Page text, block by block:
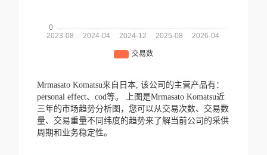
Mrmasato Komatsu来自日本, 该公司的主营产品有：
personal effect、cod等。
上图是Mrmasato Komatsu近
三年的市场趋势分析图，您可以从交易次数、交易数
量、交易重量不同纬度的趋势来了解当前公司的采供
周期和业务稳定性。